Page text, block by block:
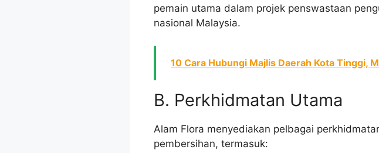
pemain utama dalam projek penswastaan
nasional Malaysia.
10 Cara Hubungi Majlis Daerah Kota Tinggi,
B. Perkhidmatan Utama
Alam Flora menyediakan pelbagai
pembersihan, termasuk: